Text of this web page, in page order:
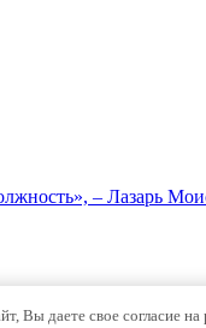
– Лазарь
Вы даете свое согласие